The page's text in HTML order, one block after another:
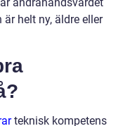
helt ny, äldre eller
teknisk kompetens